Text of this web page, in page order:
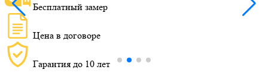
Бесплатный замер
Цена в договоре
Гарантия до 10 лет